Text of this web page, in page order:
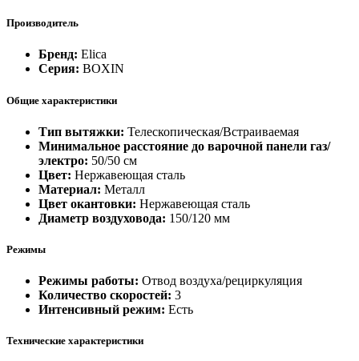
Производитель
Бренд: Elica
Серия: BOXIN
Общие характеристики
Тип вытяжки: Телескопическая/Встраиваемая
Минимальное расстояние до варочной панели газ/
электро: 50/50 см
Цвет: Нержавеющая сталь
Материал: Металл
Цвет окантовки: Нержавеющая сталь
Диаметр воздуховода: 150/120 мм
Режимы
Режимы работы: Отвод воздуха/рециркуляция
Количество скоростей: 3
Интенсивный режим: Есть
Технические характеристики